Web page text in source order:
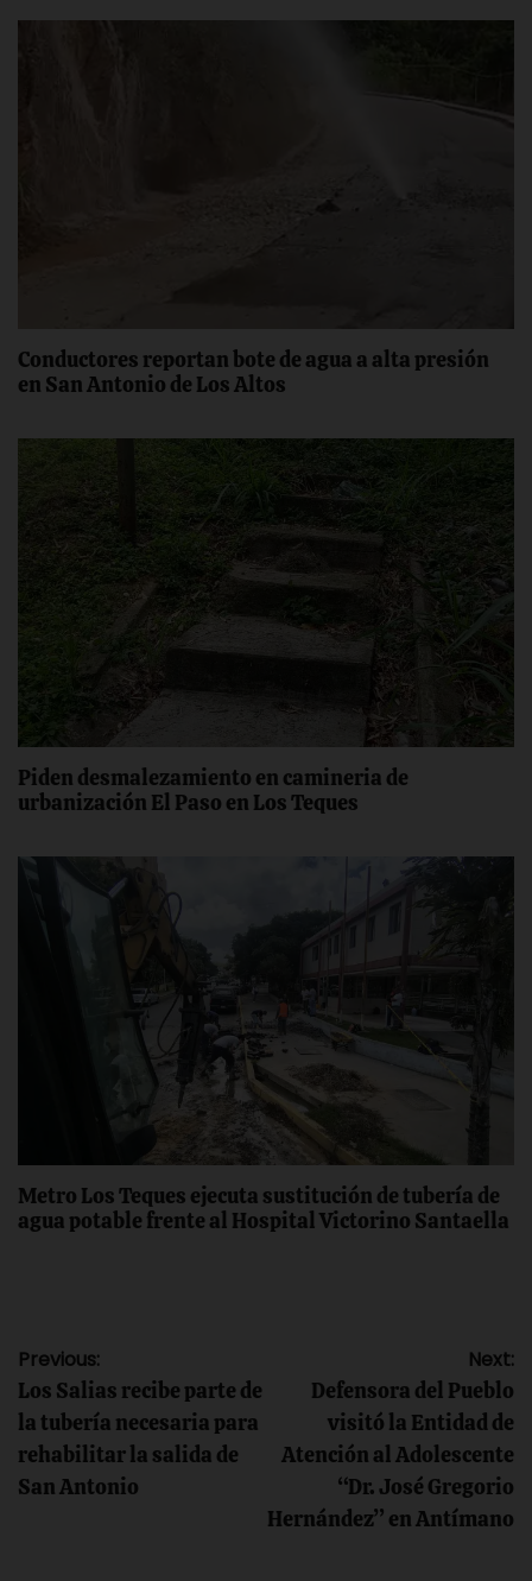
Conductores reportan bote de agua a alta presión
en San Antonio de Los Altos
‎Piden desmalezamiento ‎en camineria de
urbanización El Paso en Los Teques
Metro Los Teques ejecuta sustitución de tubería de
agua potable frente al Hospital Victorino Santaella
Navegación
de
entradas
Previous:
Los Salias recibe parte de
la tubería necesaria para
rehabilitar la salida de
San Antonio
Next:
Defensora del Pueblo
visitó la Entidad de
Atención al Adolescente
“Dr. José Gregorio
Hernández” en Antímano